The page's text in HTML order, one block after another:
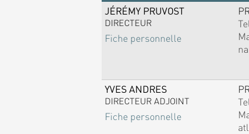
JÉRÉMY PRUVOST
DIRECTEUR
Fiche personnelle
YVES ANDRES
DIRECTEUR ADJOINT
Fiche personnelle